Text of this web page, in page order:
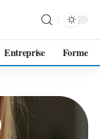
Entreprise Forme